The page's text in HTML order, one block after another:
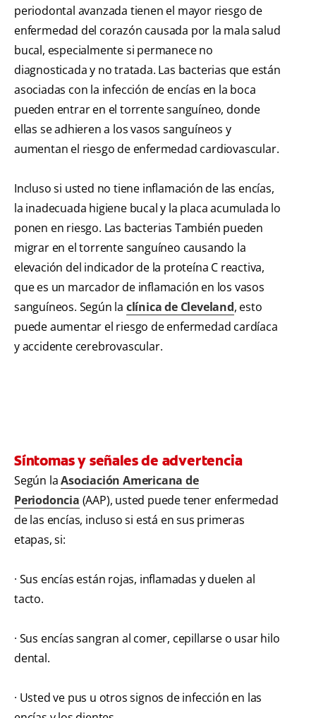
periodontal avanzada tienen el mayor riesgo de
enfermedad del corazón causada por la mala salud
bucal, especialmente si permanece no
diagnosticada y no tratada. Las bacterias que están
asociadas con la infección de encías en la boca
pueden entrar en el torrente sanguíneo, donde
ellas se adhieren a los vasos sanguíneos y
aumentan el riesgo de enfermedad cardiovascular.
Incluso si usted no tiene inflamación de las encías,
la inadecuada higiene bucal y la placa acumulada lo
ponen en riesgo. Las bacterias También pueden
migrar en el torrente sanguíneo causando la
elevación del indicador de la proteína C reactiva,
que es un marcador de inflamación en los vasos
sanguíneos. Según la clínica de Cleveland, esto
puede aumentar el riesgo de enfermedad cardíaca
y accidente cerebrovascular.
Síntomas y señales de advertencia
Según laAsociación Americana de
Periodoncia (AAP), usted puede tener enfermedad
de las encías, incluso si está en sus primeras
etapas, si:
· Sus encías están rojas, inflamadas y duelen al
tacto.
· Sus encías sangran al comer, cepillarse o usar hilo
dental.
· Usted ve pus u otros signos de infección en las